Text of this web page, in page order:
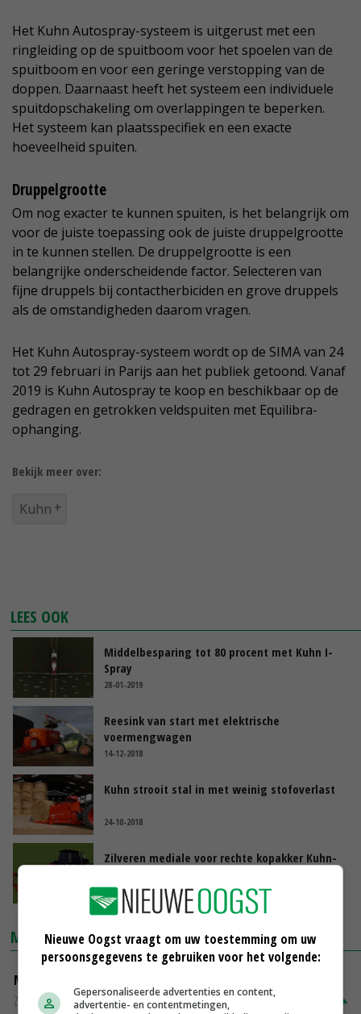
Het Kuhn Autospray-systeem is uitgerust met een
ringleiding op de spuitboom voor het spoelen van de
spuitboom en voor een geringe verstopping van de
doppen. Daarnaast heeft het systeem een individuele
spuitdopschakeling om overlappingen te beperken.
Het systeem kan plaatsspecifiek en een exacte
hoeveelheid spuiten.
Druppelgrootte
Om nog exacter te kunnen spuiten, is het belangrijk om
voor de juiste toepassing ook de juiste druppelgrootte
in te kunnen stellen. De druppelgrootte is een
belangrijke onderscheidende factor. Selecteren van
fijne druppels bij contactherbiciden en grove druppels
als de omstandigheden daarom vragen.
Het Kuhn Autospray-systeem wordt op de SIMA van 24
tot 29 februari in Parijs aan het publiek getoond. Vanaf
2019 is Kuhn Autospray te koop en beschikbaar op de
gedragen en getrokken veldspuiten met Equilibra-
ophanging.
Bekijk meer over:
Kuhn
LEES OOK
Middelbesparing tot 80 procent met Kuhn I-
Spray
28-01-2019
Reesink van start met elektrische
voermengwagen
14-12-2018
Kuhn strooit stal in met weinig stofoverlast
24-10-2018
Zilveren mediale voor rechte kopakker Kuhn-
13-10-2017
MARKTPRIJZEN
Magere melkpoeder
Zuivel NL
€ 269,00
Nieuwe Oogst vraagt om uw toestemming om uw
persoonsgegevens te gebruiken voor het volgende:
Gepersonaliseerde advertenties en content,
advertentie- en contentmetingen,